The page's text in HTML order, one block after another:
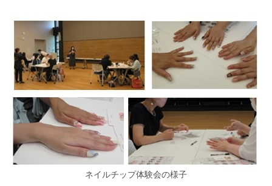
ネイルチップ体験会の様子